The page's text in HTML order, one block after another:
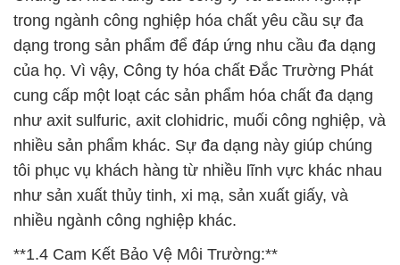
trong ngành công nghiệp hóa chất yêu cầu sự đa
dạng trong sản phẩm để đáp ứng nhu cầu đa dạng
của họ. Vì vậy, Công ty hóa chất Đắc Trường Phát
cung cấp một loạt các sản phẩm hóa chất đa dạng
như axit sulfuric, axit clohidric, muối công nghiệp, và
nhiều sản phẩm khác. Sự đa dạng này giúp chúng
tôi phục vụ khách hàng từ nhiều lĩnh vực khác nhau
như sản xuất thủy tinh, xi mạ, sản xuất giấy, và
nhiều ngành công nghiệp khác.
**1.4 Cam Kết Bảo Vệ Môi Trường:**